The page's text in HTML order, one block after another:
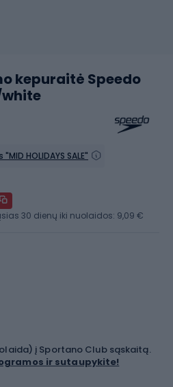
kepuraitė Speedo
HOLIDAYS SALE"
30 dienų iki nuolaidos: 9,09 €
į Sportano Club sąskaitą.
ir sutaupykite!